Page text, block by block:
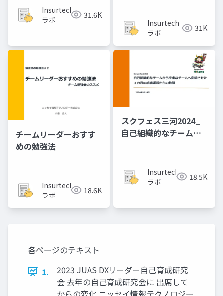
た
Insurtech
ラボ
31.6K
か？ 「ちょっと何言っ
ているかわかんない」
と共にした１年間
Insurtech
ラボ
31K
チームリーダーおすす
めの勉強法
Insurtech
ラボ
18.6K
スクフェス三河2024_
自己組織的なチームか
営からの教訓
Insurtech
ラボ
18.5K
各ページのテキスト
1.
2023 JUAS DXリーダー自己育成研究
会 去年の自己育成研究会に 出席して
からの変化 ニッセイ情報テクノロジー